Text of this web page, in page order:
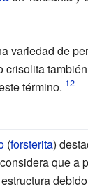
variedad de
crisolita
término.
(forsterita)
que a